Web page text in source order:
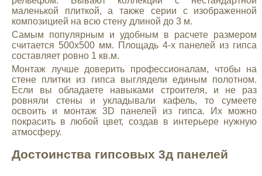
маленькой плиткой, а также серии с изображенной
композицией на всю стену длиной до 3 м.
Самым популярным и удобным в расчете размером
считается 500х500 мм. Площадь 4-х панелей из гипса
составляет ровно 1 кв.м.
Монтаж лучше доверить профессионалам, чтобы на
стене плитки из гипса выглядели единым полотном.
Если вы обладаете навыками строителя, и не раз
ровняли стены и укладывали кафель, то сумеете
освоить и монтаж 3D панелей из гипса. Их можно
покрасить в любой цвет, создав в интерьере нужную
атмосферу.
Достоинства гипсовых 3д панелей